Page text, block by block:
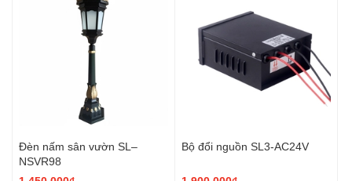
Đèn nấm sân vườn SL–
NSVR98
Bộ đổi nguồn SL3-AC24V